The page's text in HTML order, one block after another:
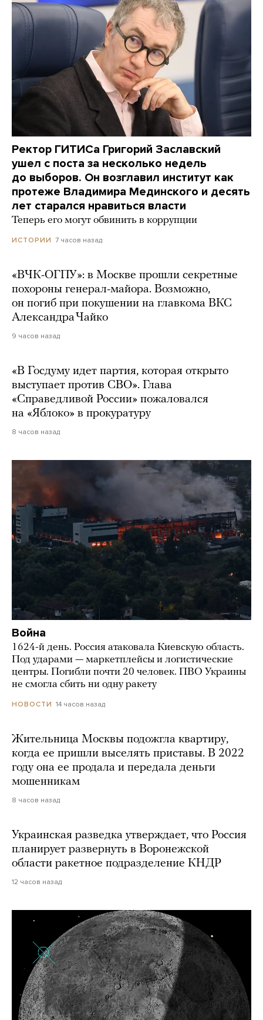
Ректор ГИТИСа Григорий Заславский
ушел с поста за несколько недель
до выборов. Он возглавил институт как
протеже Владимира Мединского и десять
лет старался нравиться власти
Теперь его могут обвинить в коррупции
ИСТОРИИ 7 часов назад
«ВЧК-ОГПУ»: в Москве прошли секретные
похороны генерал-майора. Возможно,
он погиб при покушении на главкома ВКС
Александра Чайко
9 часов назад
«В Госдуму идет партия, которая открыто
выступает против СВО». Глава
«Справедливой России» пожаловался
на «Яблоко» в прокуратуру
8 часов назад
Война
1624-й день. Россия атаковала Киевскую область.
Под ударами — маркетплейсы и логистические
центры. Погибли почти 20 человек. ПВО Украины
не смогла сбить ни одну ракету
НОВОСТИ 14 часов назад
Жительница Москвы подожгла квартиру,
когда ее пришли выселять приставы. В 2022
году она ее продала и передала деньги
мошенникам
8 часов назад
Украинская разведка утверждает, что Россия
планирует развернуть в Воронежской
области ракетное подразделение КНДР
12 часов назад